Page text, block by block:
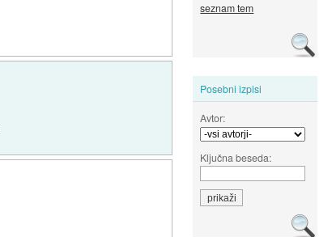
seznam tem
Posebni izpisi
Avtor:
Ključna beseda: